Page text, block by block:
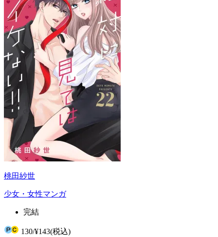
桃田紗世
少女・女性マンガ
完結
130/¥143(税込)